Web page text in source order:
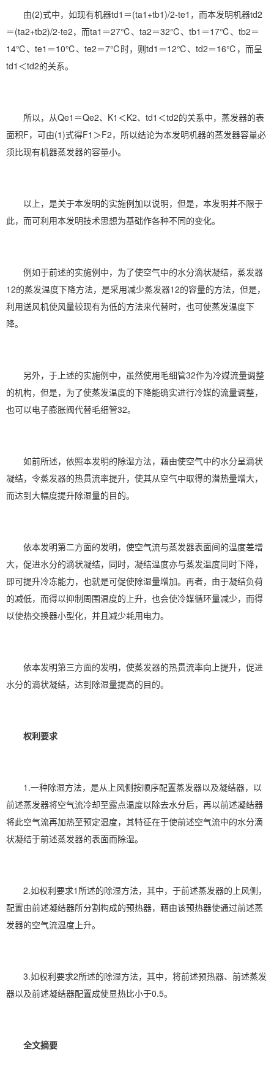
由(2)式中，如现有机器td1＝(ta1+tb1)/2-te1，而本发明机器td2
＝(ta2+tb2)/2-te2，而ta1＝27℃、ta2＝32℃、tb1＝17℃、tb2＝
14℃、te1＝10℃、te2＝7℃时，则td1＝12℃、td2＝16℃，而呈
td1＜td2的关系。
所以，从Qe1＝Qe2、K1＜K2、td1＜td2的关系中，蒸发器的表
面积F，可由(1)式得F1＞F2，所以结论为本发明机器的蒸发器容量必
须比现有机器蒸发器的容量小。
以上，是关于本发明的实施例加以说明，但是，本发明并不限于
此，而可利用本发明技术思想为基础作各种不同的变化。
例如于前述的实施例中，为了使空气中的水分滴状凝结，蒸发器
12的蒸发温度下降方法，是采用减少蒸发器12的容量的方法，但是，
利用送风机使风量较现有为低的方法来代替时，也可使蒸发温度下
降。
另外，于上述的实施例中，虽然使用毛细管32作为冷媒流量调整
的机构，但是，为了使蒸发温度的下降能确实进行冷媒的流量调整，
也可以电子膨胀阀代替毛细管32。
如前所述，依照本发明的除湿方法，藉由使空气中的水分呈滴状
凝结，令蒸发器的热贯流率提升，使其从空气中取得的潜热量增大，
而达到大幅度提升除湿量的目的。
依本发明第二方面的发明，使空气流与蒸发器表面间的温度差增
大，促进水分的滴状凝结，同时，凝结温度亦与蒸发温度同时下降，
即可提升冷冻能力，也就是可促使除湿量增加。再者，由于凝结负荷
的减低，而得以抑制周围温度的上升，也会使冷媒循环量减少，而得
以使热交换器小型化，并且减少耗用电力。
依本发明第三方面的发明，使蒸发器的热贯流率向上提升，促进
水分的滴状凝结，达到除湿量提高的目的。
权利要求
1.一种除湿方法，是从上风侧按顺序配置蒸发器以及凝结器，以
前述蒸发器将空气流冷却至露点温度以除去水分后，再以前述凝结器
将此空气流再加热至预定温度，其特征在于使前述空气流中的水分滴
状凝结于前述蒸发器的表面而除湿。
2.如权利要求1所述的除湿方法，其中，于前述蒸发器的上风侧，
配置由前述凝结器所分割构成的预热器，藉由该预热器使通过前述蒸
发器的空气流温度上升。
3.如权利要求2所述的除湿方法，其中，将前述预热器、前述蒸发
器以及前述凝结器配置成使显热比小于0.5。
全文摘要